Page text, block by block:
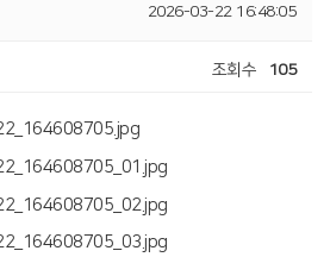
2026-03-22 16:48:05
조회수 105